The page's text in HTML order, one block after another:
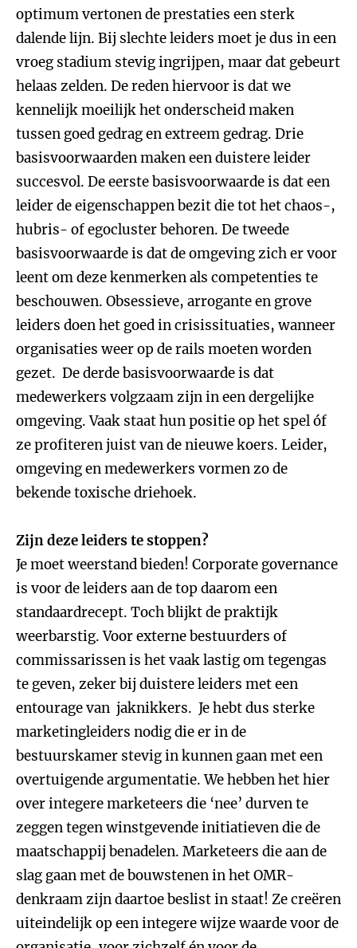
optimum vertonen de prestaties een sterk
dalende lijn. Bij slechte leiders moet je dus in een
vroeg stadium stevig ingrijpen, maar dat gebeurt
helaas zelden. De reden hiervoor is dat we
kennelijk moeilijk het onderscheid maken
tussen goed gedrag en extreem gedrag. Drie
basisvoorwaarden maken een duistere leider
succesvol. De eerste basisvoorwaarde is dat een
leider de eigenschappen bezit die tot het chaos-,
hubris- of egocluster behoren. De tweede
basisvoorwaarde is dat de omgeving zich er voor
leent om deze kenmerken als competenties te
beschouwen. Obsessieve, arrogante en grove
leiders doen het goed in crisissituaties, wanneer
organisaties weer op de rails moeten worden
gezet. De derde basisvoorwaarde is dat
medewerkers volgzaam zijn in een dergelijke
omgeving. Vaak staat hun positie op het spel óf
ze profiteren juist van de nieuwe koers. Leider,
omgeving en medewerkers vormen zo de
bekende toxische driehoek.
Zijn deze leiders te stoppen?
Je moet weerstand bieden! Corporate governance
is voor de leiders aan de top daarom een
standaardrecept. Toch blijkt de praktijk
weerbarstig. Voor externe bestuurders of
commissarissen is het vaak lastig om tegengas
te geven, zeker bij duistere leiders met een
entourage van jaknikkers. Je hebt dus sterke
marketingleiders nodig die er in de
bestuurskamer stevig in kunnen gaan met een
overtuigende argumentatie. We hebben het hier
over integere marketeers die ‘nee’ durven te
zeggen tegen winstgevende initiatieven die de
maatschappij benadelen. Marketeers die aan de
slag gaan met de bouwstenen in het OMR-
denkraam zijn daartoe beslist in staat! Ze creëren
uiteindelijk op een integere wijze waarde voor de